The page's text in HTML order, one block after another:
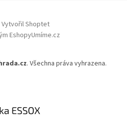
Vytvořil Shoptet
EshopyUmíme.cz
. Všechna práva vyhrazena.
ESSOX